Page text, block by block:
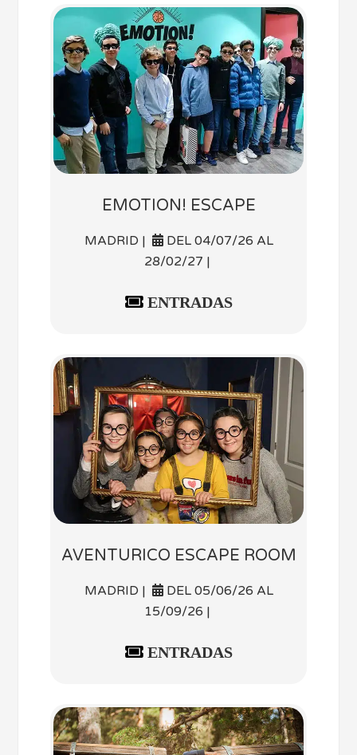
EMOTION! ESCAPE
MADRID |
DEL 04/07/26 AL
28/02/27 |
ENTRADAS
AVENTURICO ESCAPE ROOM
MADRID |
DEL 05/06/26 AL
15/09/26 |
ENTRADAS